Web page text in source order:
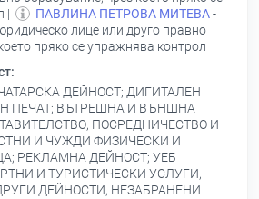
|
ПАВЛИНА ПЕТРОВА МИТЕВА-
лице или друго правно
пряко се упражнява контрол
ДЕЙНОСТ; ДИГИТАЛЕН
ПЕЧАТ; ВЪТРЕШНА И ВЪНШНА
ПОСРЕДНИЧЕСТВО И
И ЧУЖДИ ФИЗИЧЕСКИ И
РЕКЛАМНА ДЕЙНОСТ; УЕБ
И ТУРИСТИЧЕСКИ УСЛУГИ,
ДЕЙНОСТИ, НЕЗАБРАНЕНИ